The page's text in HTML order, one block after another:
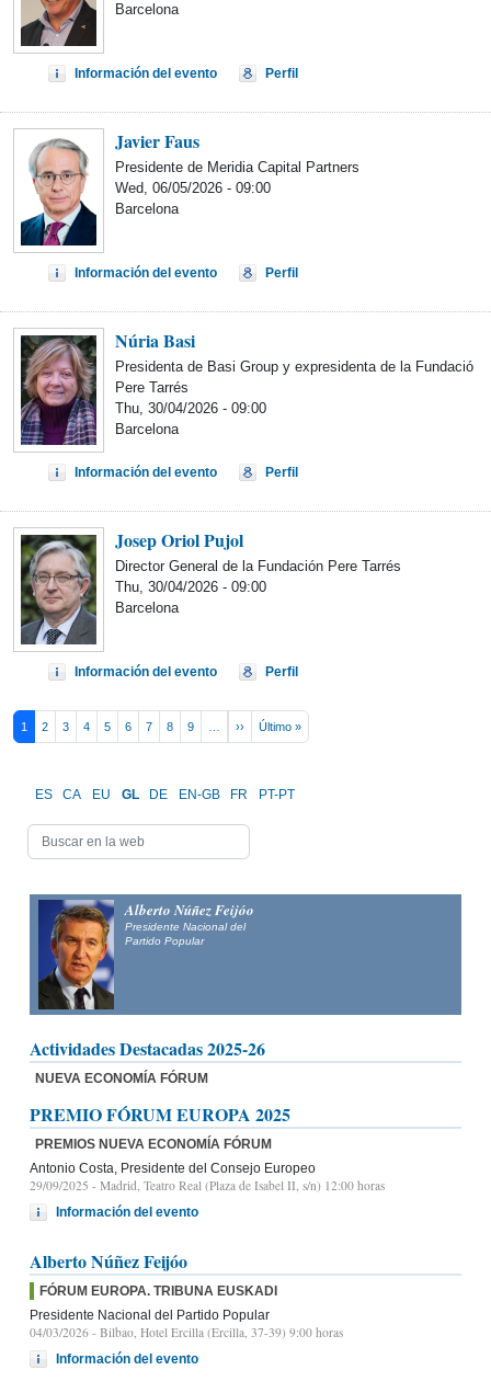
Barcelona
Información del evento Perfil
Javier Faus
Presidente de Meridia Capital Partners
Wed, 06/05/2026 - 09:00
Barcelona
Información del evento Perfil
Núria Basi
Presidenta de Basi Group y expresidenta de la Fundació
Pere Tarrés
Thu, 30/04/2026 - 09:00
Barcelona
Información del evento Perfil
Josep Oriol Pujol
Director General de la Fundación Pere Tarrés
Thu, 30/04/2026 - 09:00
Barcelona
Información del evento Perfil
Pagination
1 2 3 4 5 6 7 8 9 ››Next page
Último »Last page
ES CA EU GL DE EN-GB FR PT-PT
Alberto Núñez Feijóo
Presidente Nacional del
Partido Popular
Actividades Destacadas 2025-26
NUEVA ECONOMÍA FÓRUM
PREMIO FÓRUM EUROPA 2025
PREMIOS NUEVA ECONOMÍA FÓRUM
Antonio Costa, Presidente del Consejo Europeo
29/09/2025 - Madrid, Teatro Real (Plaza de Isabel II, s/n) 12:00 horas
Información del evento
Alberto Núñez Feijóo
FÓRUM EUROPA. TRIBUNA EUSKADI
Presidente Nacional del Partido Popular
04/03/2026 - Bilbao, Hotel Ercilla (Ercilla, 37-39) 9:00 horas
Información del evento